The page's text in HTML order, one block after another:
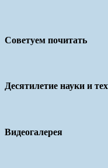
Советуем почитать
Десятилетие науки и
Видеогалерея